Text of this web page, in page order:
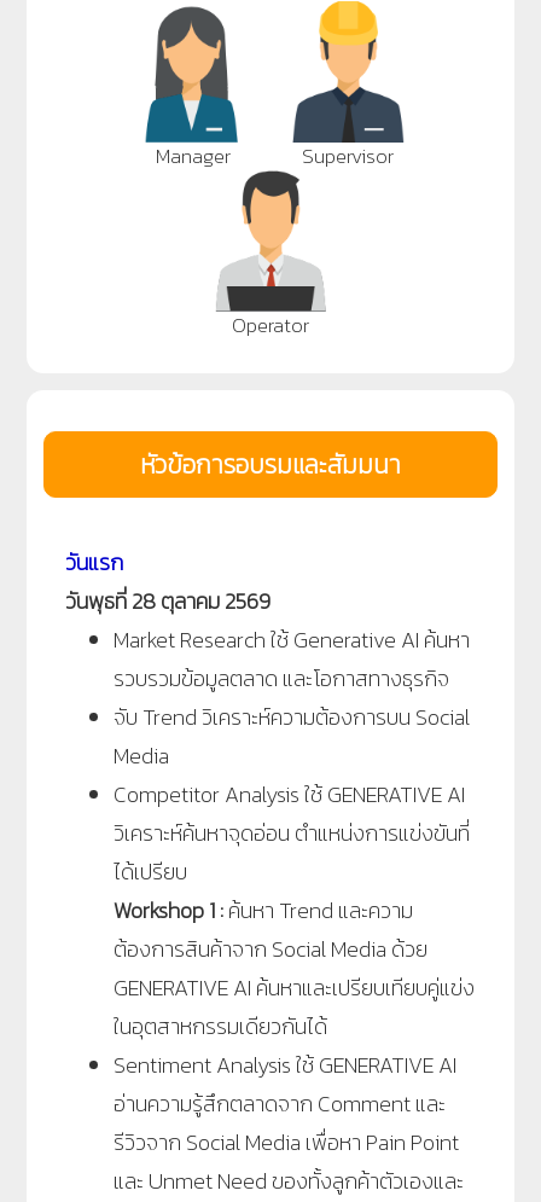
Manager Supervisor
Operator
หัวข้อการอบรมและสัมมนา
วันแรก
วันพุธที่ 28 ตุลาคม 2569
Market Research ใช้ Generative AI ค้นหา
รวบรวมข้อมูลตลาด และโอกาสทางธุรกิจ
จับ Trend วิเคราะห์ความต้องการบน Social
Media
Competitor Analysis ใช้ GENERATIVE AI
วิเคราะห์ค้นหาจุดอ่อน ตำแหน่งการแข่งขันที่
ได้เปรียบ
Workshop 1 :ค้นหา Trend และความ
ต้องการสินค้าจาก Social Media ด้วย
GENERATIVE AI ค้นหาและเปรียบเทียบคู่แข่ง
ในอุตสาหกรรมเดียวกันได้
Sentiment Analysis ใช้ GENERATIVE AI
อ่านความรู้สึกตลาดจาก Comment และ
รีวิวจาก Social Media เพื่อหา Pain Point
และ Unmet Need ของทั้งลูกค้าตัวเองและ